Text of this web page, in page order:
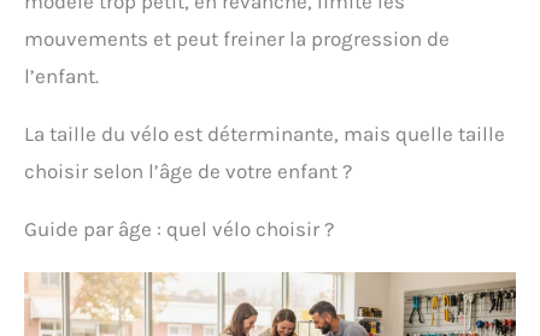
mouvements et peut freiner la progression de
l’enfant.
La taille du vélo est déterminante, mais quelle taille
choisir selon l’âge de votre enfant ?
Guide par âge : quel vélo choisir ?